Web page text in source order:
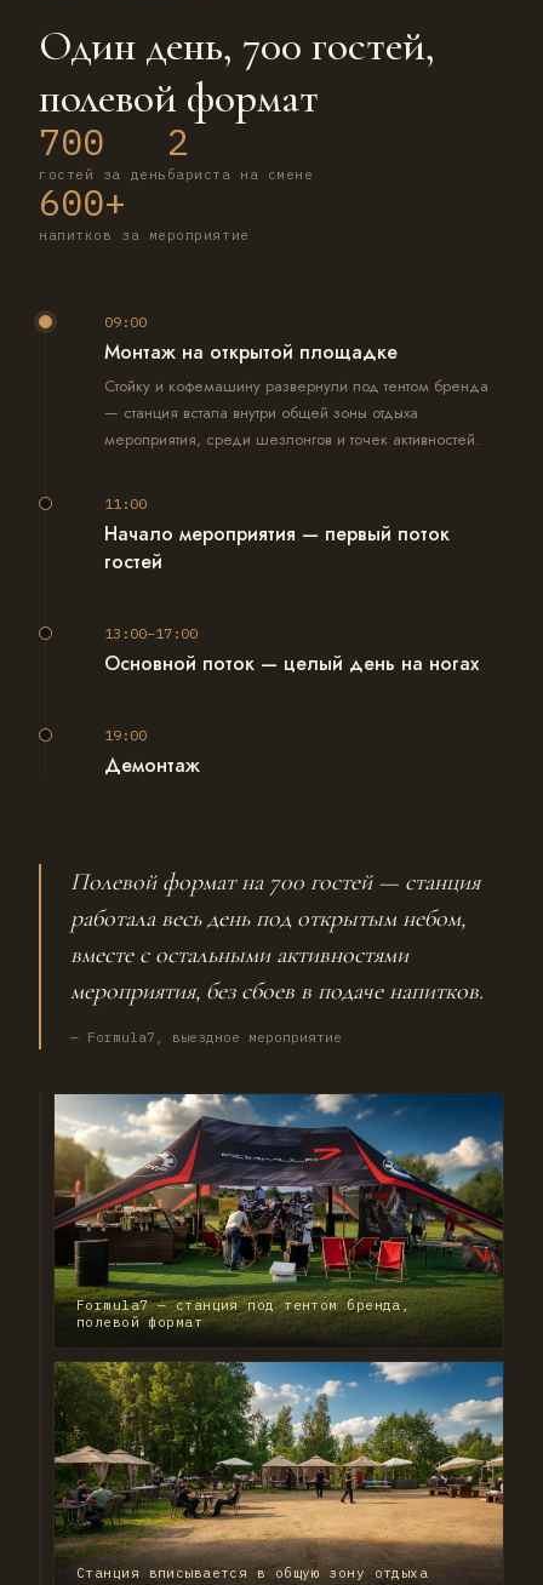
Один день, 700 гостей,
полевой формат
700
гостей за день
2
бариста на смене
600+
напитков за мероприятие
09:00
Монтаж на открытой площадке
Стойку и кофемашину развернули под тентом бренда
— станция встала внутри общей зоны отдыха
мероприятия, среди шезлонгов и точек активностей.
11:00
Начало мероприятия — первый поток
гостей
13:00–17:00
Основной поток — целый день на ногах
мероприятия.
19:00
Демонтаж
Полевой формат на 700 гостей — станция
работала весь день под открытым небом,
вместе с остальными активностями
мероприятия, без сбоев в подаче напитков.
— Formula7, выездное мероприятие
Витрина:
вода,
соки,
сэндвичи,
Formula7 — станция под тентом бренда,
полевой формат
Станция вписывается в общую зону отдыха